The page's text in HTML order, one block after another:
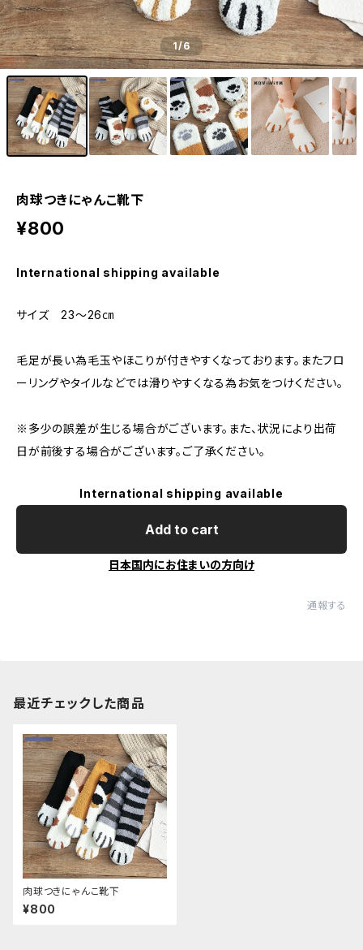
1/6
肉球つきにゃんこ靴下
¥800
International shipping available
サイズ 23～26㎝
毛足が長い為毛玉やほこりが付きやすくなっております。またフロ
ーリングやタイルなどでは滑りやすくなる為お気をつけください。
※多少の誤差が生じる場合がございます。また、状況により出荷
日が前後する場合がございます。ご了承ください。
International shipping available
Add to cart
日本国内にお住まいの方向け
通報する
最近チェックした商品
肉球つきにゃんこ靴下
¥800